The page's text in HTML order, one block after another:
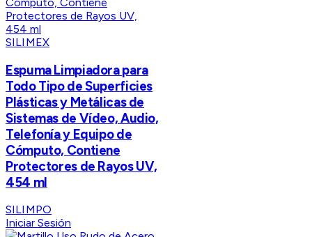
SILIMEX
Espuma Limpiadora para
Todo Tipo de Superficies
Plásticas y Metálicas de
Sistemas de Vídeo, Audio,
Telefonía y Equipo de
Cómputo, Contiene
Protectores de Rayos UV,
454 ml
SILIMPO
Iniciar Sesión